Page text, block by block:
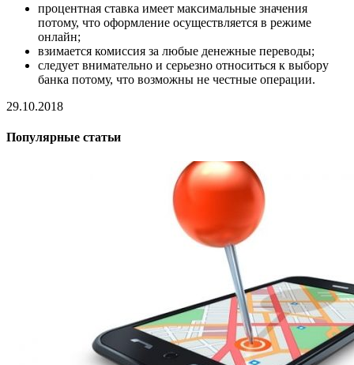
процентная ставка имеет максимальные значения
потому, что оформление осуществляется в режиме
онлайн;
взимается комиссия за любые денежные переводы;
следует внимательно и серьезно относиться к выбору
банка потому, что возможны не честные операции.
29.10.2018
Популярные статьи